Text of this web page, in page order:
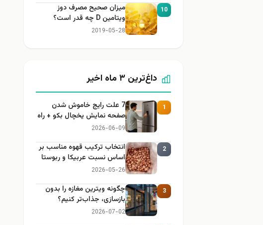
10
میزان صحیح مصرف دوز
ویتامین D چه قدر است؟
2019-05-28
داغ‌ترین ۳ ماه اخیر
1
7 علت رایج خاموش شدن
صفحه نمایش یخچال بکو + راه
حل
2026-06-09
2
انتخاب ترکیب قهوه مناسب بر
اساس نسبت عربیکا و ربوستا
2026-05-26
3
چگونه ویترین مغازه را بدون
بازسازی، جذاب‌تر کنیم؟
2026-07-02